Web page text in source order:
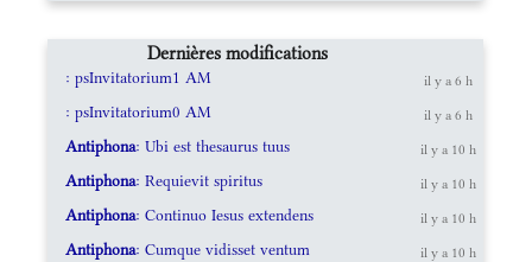
Dernières modifications
: psInvitatorium1 AM il y a 6 h
: psInvitatorium0 AM il y a 6 h
Antiphona: Ubi est thesaurus tuus il y a 10 h
Antiphona: Requievit spiritus il y a 10 h
Antiphona: Continuo Iesus extendens il y a 10 h
Antiphona: Cumque vidisset ventum il y a 10 h